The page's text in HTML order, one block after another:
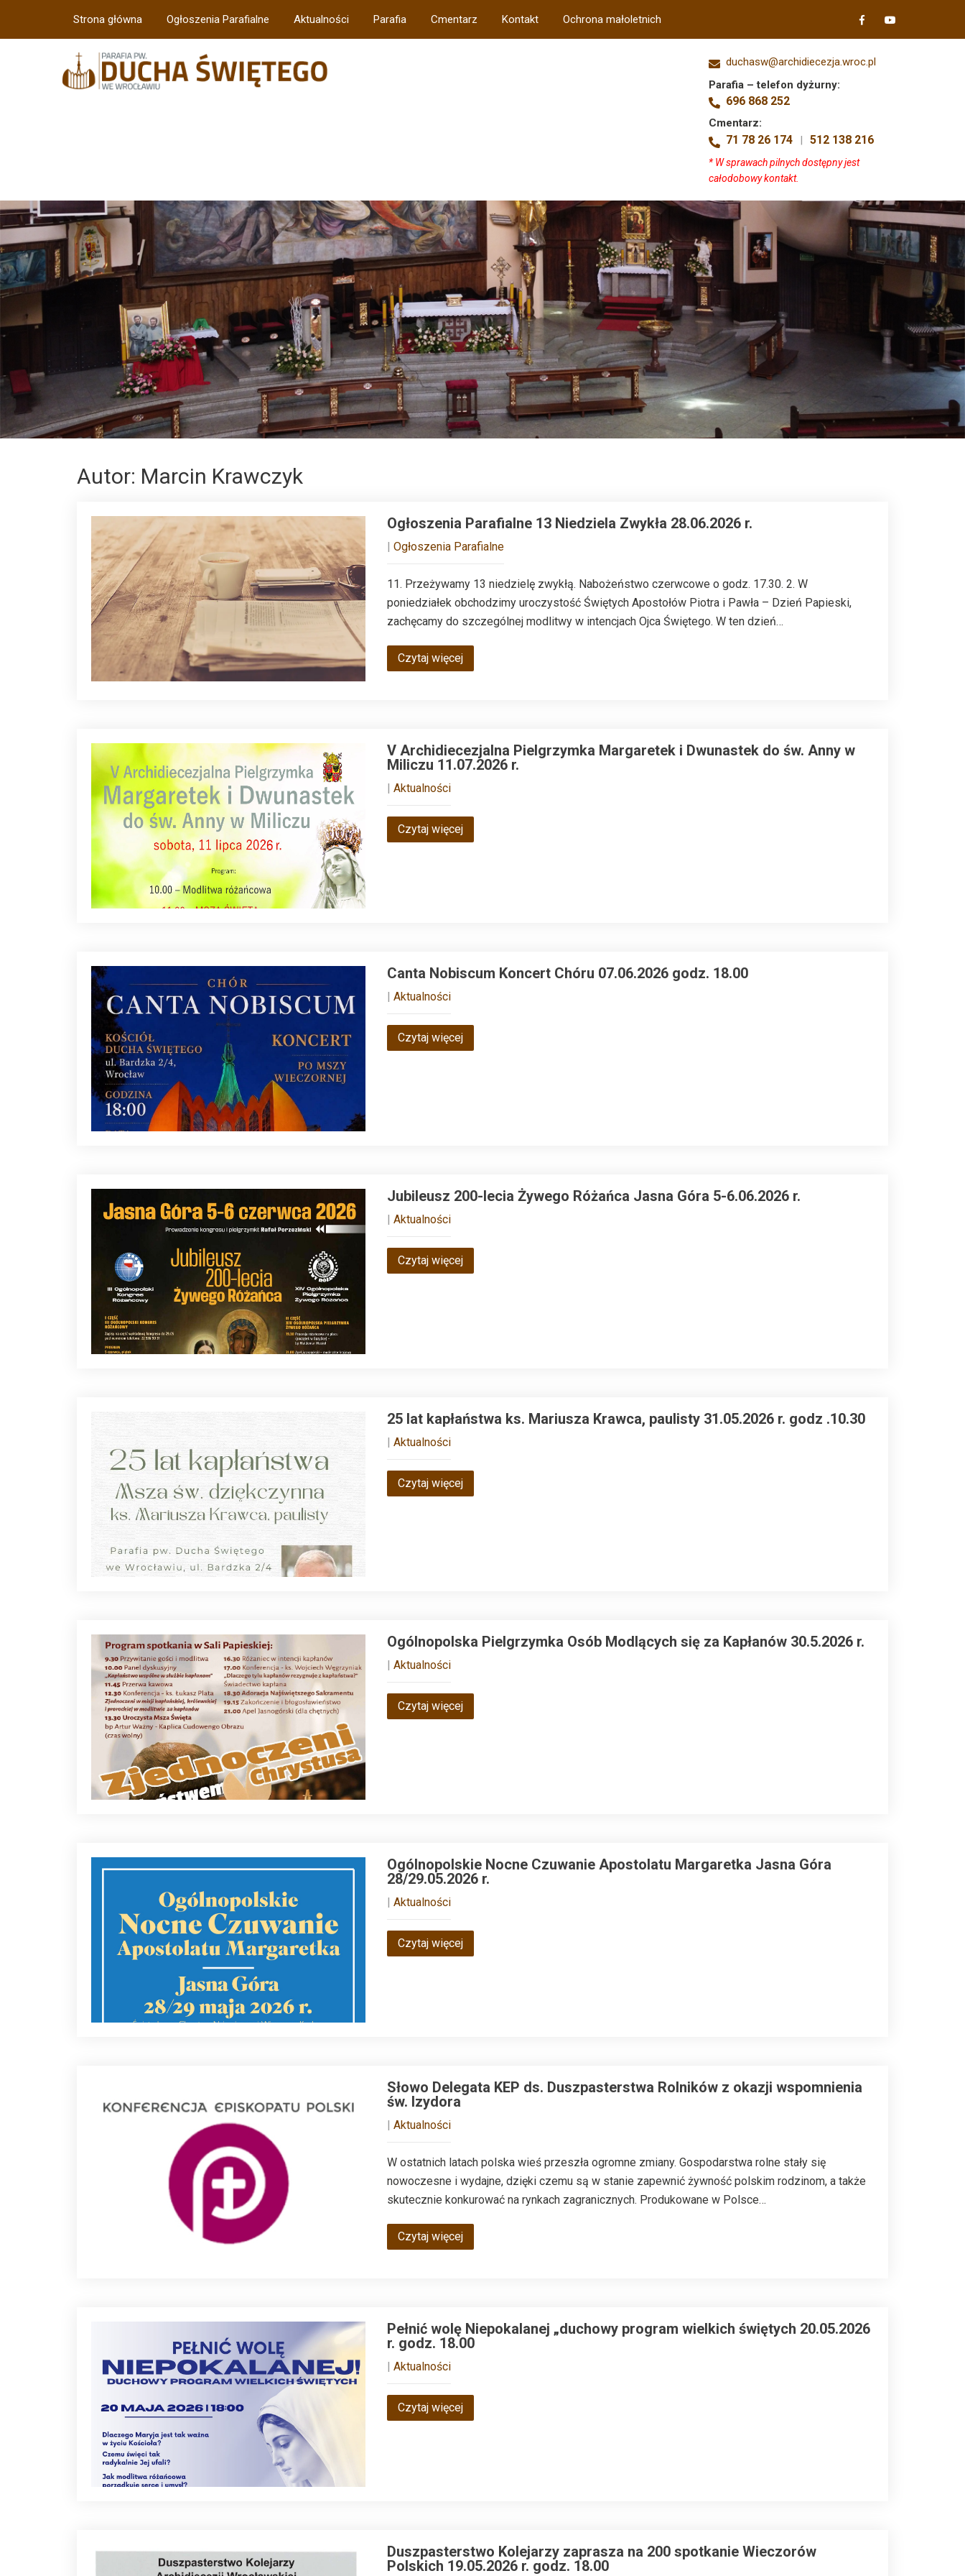
Strona główna Ogłoszenia Parafialne Aktualności Parafia Cmentarz Kontakt Ochrona małoletnich
duchasw@archidiecezja.wroc.pl
Parafia – telefon dyżurny:
696 868 252
Cmentarz:
71 78 26 174 | 512 138 216
* W sprawach pilnych dostępny jest
całodobowy kontakt.
Autor: Marcin Krawczyk
Ogłoszenia Parafialne 13 Niedziela Zwykła 28.06.2026 r.
Ogłoszenia Parafialne
11. Przeżywamy 13 niedzielę zwykłą. Nabożeństwo czerwcowe o godz. 17.30. 2. W
poniedziałek obchodzimy uroczystość Świętych Apostołów Piotra i Pawła – Dzień Papieski,
zachęcamy do szczególnej modlitwy w intencjach Ojca Świętego. W ten dzień…
Czytaj więcej
V Archidiecezjalna Pielgrzymka Margaretek i Dwunastek do św. Anny w
Miliczu 11.07.2026 r.
Aktualności
Czytaj więcej
Canta Nobiscum Koncert Chóru 07.06.2026 godz. 18.00
Aktualności
Czytaj więcej
Jubileusz 200-lecia Żywego Różańca Jasna Góra 5-6.06.2026 r.
Aktualności
Czytaj więcej
25 lat kapłaństwa ks. Mariusza Krawca, paulisty 31.05.2026 r. godz .10.30
Aktualności
Czytaj więcej
Ogólnopolska Pielgrzymka Osób Modlących się za Kapłanów 30.5.2026 r.
Aktualności
Czytaj więcej
Ogólnopolskie Nocne Czuwanie Apostolatu Margaretka Jasna Góra
28/29.05.2026 r.
Aktualności
Czytaj więcej
Słowo Delegata KEP ds. Duszpasterstwa Rolników z okazji wspomnienia
św. Izydora
Aktualności
W ostatnich latach polska wieś przeszła ogromne zmiany. Gospodarstwa rolne stały się
nowoczesne i wydajne, dzięki czemu są w stanie zapewnić żywność polskim rodzinom, a także
skutecznie konkurować na rynkach zagranicznych. Produkowane w Polsce…
Czytaj więcej
Pełnić wolę Niepokalanej „duchowy program wielkich świętych 20.05.2026
r. godz. 18.00
Aktualności
Czytaj więcej
Duszpasterstwo Kolejarzy zaprasza na 200 spotkanie Wieczorów
Polskich 19.05.2026 r. godz. 18.00